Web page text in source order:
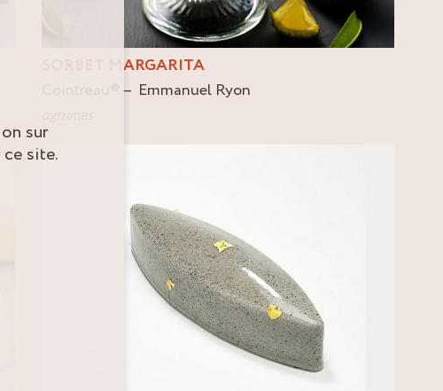
SORBET MARGARITA
Emmanuel Ryon
sur
site.